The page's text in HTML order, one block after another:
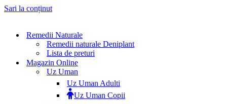
Sari la conținut
Remedii Naturale
Remedii naturale Deniplant
Lista de preturi
Magazin Online
Uz Uman
Uz Uman Adulti
Uz Uman Copii